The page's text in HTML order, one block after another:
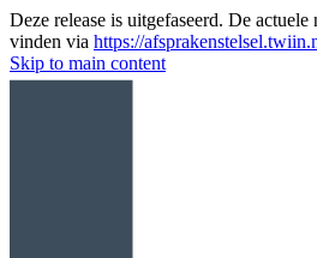
Deze release is uitgefaseerd. De
vinden via https://
Skip to main content